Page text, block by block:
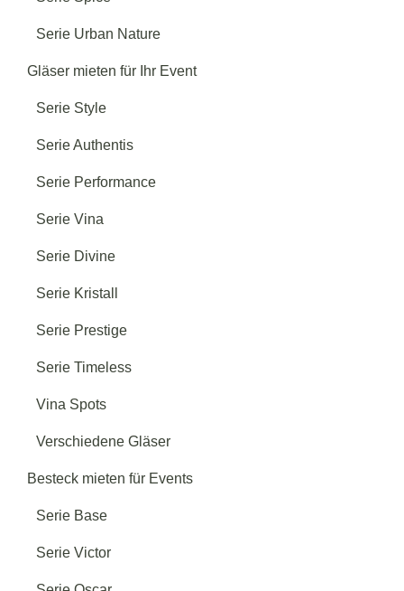
Serie Urban Nature
Gläser mieten für Ihr Event
Serie Style
Serie Authentis
Serie Performance
Serie Vina
Serie Divine
Serie Kristall
Serie Prestige
Serie Timeless
Vina Spots
Verschiedene Gläser
Besteck mieten für Events
Serie Base
Serie Victor